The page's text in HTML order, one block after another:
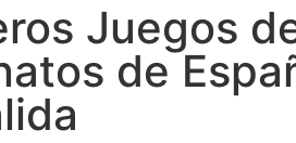
Juegos
de